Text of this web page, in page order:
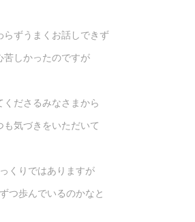
らずうまくお話しできず
苦しかったのですが
くださるみなさまから
も気づきをいただいて
くりではありますが
つ歩んでいるのかなと